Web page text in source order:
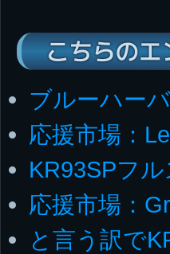
こちらの
ブルーハー
応援市場：
KR93SPフ
応援市場：
と言う訳で